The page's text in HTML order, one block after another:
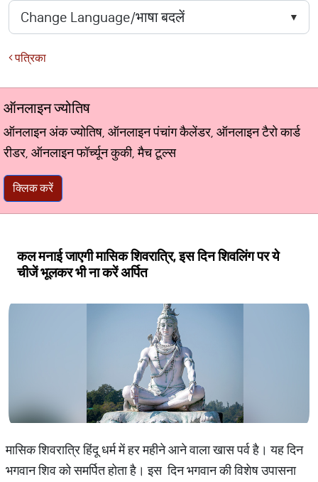
पत्रिका
ऑनलाइन ज्योतिष
ऑनलाइन अंक ज्योतिष, ऑनलाइन पंचांग कैलेंडर, ऑनलाइन टैरो कार्ड
रीडर, ऑनलाइन फॉर्च्यून कुकी, मैच टूल्स
क्लिक करें
कल मनाई जाएगी मासिक शिवरात्रि, इस दिन शिवलिंग पर ये
चीजें भूलकर भी ना करें अर्पित
मासिक शिवरात्रि हिंदू धर्म में हर महीने आने वाला खास पर्व है। यह दिन
भगवान शिव को समर्पित होता है। इस दिन भगवान की विशेष उपासना